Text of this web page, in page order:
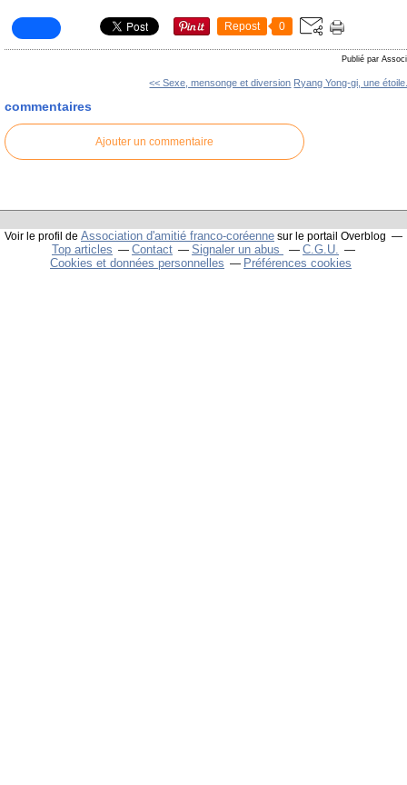
Repost 0
Publié par
<< Sexe, mensonge et diversion Ryang Yong-gi, une
commentaires
Ajouter un commentaire
Voir le profil de Association d'amitié franco-coréenne sur le portail Overblog
Top articles Contact Signaler un abus
C.G.U.
Cookies et données personnelles
Préférences cookies